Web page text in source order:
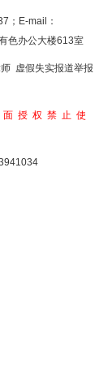
；E-mail：
色办公大楼613室
虚假失实报道举报
授权禁止使